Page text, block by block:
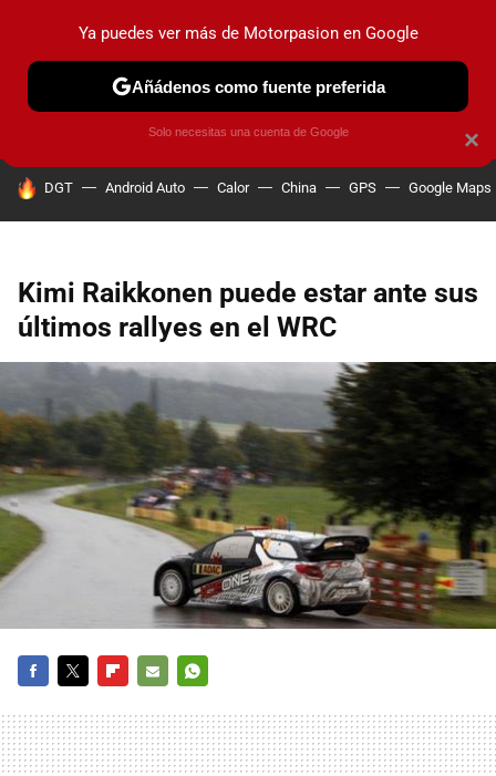
PRUEBAS COCHES ELÉCTRICOS OBSERVATORIO
HOY SE HABLA DE
DGT Android Auto Calor China GPS Google Maps
Kimi Raikkonen puede estar ante sus
últimos rallyes en el WRC
MAIL
×
Ya puedes ver más de Motorpasion en Google
Añádenos como fuente preferida
Solo necesitas una cuenta de Google